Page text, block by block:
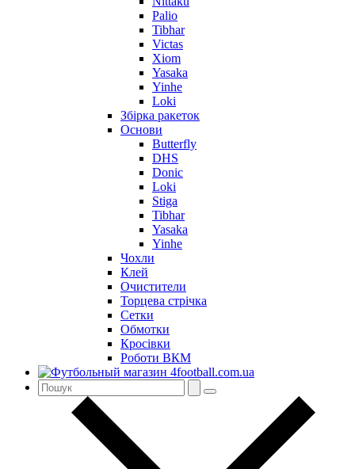
Palio
Tibhar
Victas
Xiom
Yasaka
Yinhe
Loki
Збірка ракеток
Основи
Butterfly
DHS
Donic
Loki
Stiga
Tibhar
Yasaka
Yinhe
Чохли
Клей
Очистители
Торцева стрічка
Сетки
Обмотки
Кросівки
Роботи ВКМ